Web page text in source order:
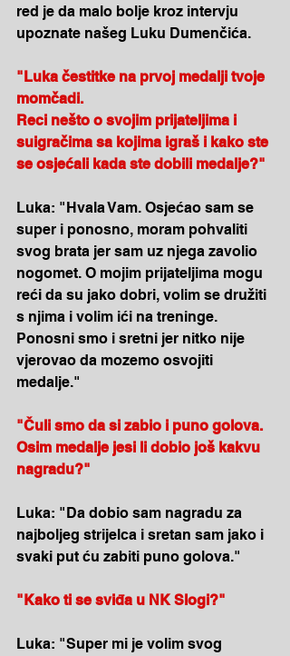
red je da malo bolje kroz intervju
upoznate našeg Luku Dumenčića.
"Luka čestitke na prvoj medalji tvoje
momčadi.
Reci nešto o svojim prijateljima i
suigračima sa kojima igraš i kako ste
se osjećali kada ste dobili medalje?"
Luka: "Hvala Vam. Osjećao sam se
super i ponosno, moram pohvaliti
svog brata jer sam uz njega zavolio
nogomet. O mojim prijateljima mogu
reći da su jako dobri, volim se družiti
s njima i volim ići na treninge.
Ponosni smo i sretni jer nitko nije
vjerovao da mozemo osvojiti
medalje."
"Čuli smo da si zabio i puno golova.
Osim medalje jesi li dobio još kakvu
nagradu?"
Luka: "Da dobio sam nagradu za
najboljeg strijelca i sretan sam jako i
svaki put ću zabiti puno golova."
"Kako ti se sviđa u NK Slogi?"
Luka: "Super mi je volim svog